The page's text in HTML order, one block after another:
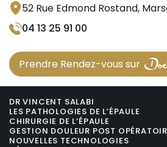
52 Rue Edmond Rostand,
04 13 25 91 00
Prendre Rendez-vous sur
DR VINCENT SALABI
LES PATHOLOGIES DE L’ÉPAULE
CHIRURGIE DE L’ÉPAULE
GESTION DOULEUR POST
NOUVELLES TECHNOLOGIES